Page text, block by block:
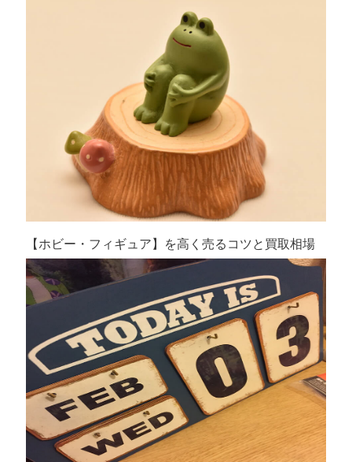
【ホビー・フィギュア】を高く売るコツと買取相場